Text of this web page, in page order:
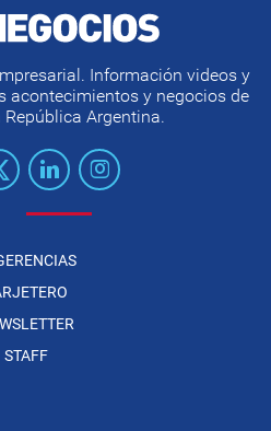
Información videos y
acontecimientos y negocios de
Argentina.
STAFF